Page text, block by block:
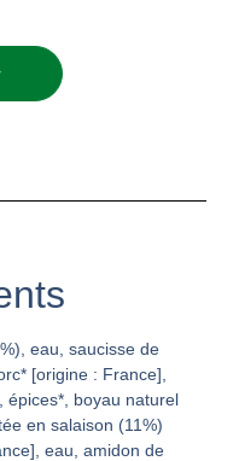
eau, saucisse de
[origine : France],
épices*, boyau naturel
en salaison (11%)
eau, amidon de